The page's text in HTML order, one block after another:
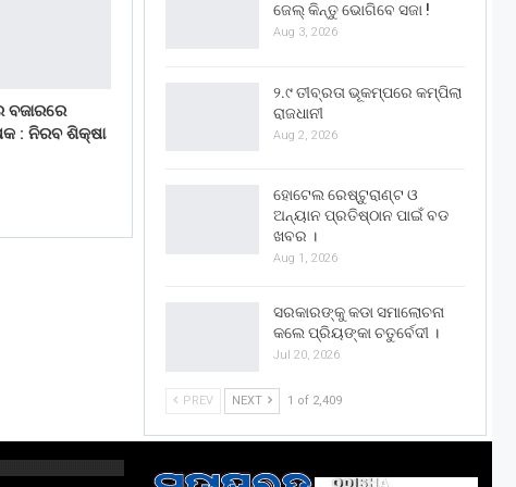
: ନିରବ ଶିକ୍ଷା
ଜେଲ୍ କିନ୍ତୁ ଭୋଗିବେ ସଜା !
Aug 3, 2026
୨.୯ ତୀବ୍ରତା ଭୂକମ୍ପରେ କମ୍ପିଲା
ରାଜଧାନୀ
Aug 2, 2026
ହୋଟେଲ ରେଷ୍ଟୁରାଣ୍ଟ ଓ
ଅନ୍ୟାନ ପ୍ରତିଷ୍ଠାନ ପାଇଁ ବଡ
ଖବର ।
Aug 1, 2026
ସରକାରଙ୍କୁ କଡା ସମାଲୋଚନା
କଲେ ପ୍ରିୟଙ୍କା ଚତୁର୍ବେଦୀ ।
Jul 20, 2026
PREV NEXT 1 of 2,409